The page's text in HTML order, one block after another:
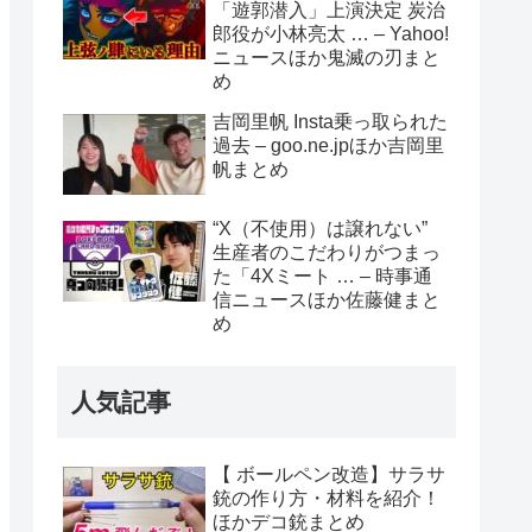
「遊郭潜入」上演決定 炭治
郎役が小林亮太 … – Yahoo!
ニュースほか鬼滅の刃まと
め
吉岡里帆 Insta乗っ取られた
過去 – goo.ne.jpほか吉岡里
帆まとめ
“X（不使用）は譲れない”
生産者のこだわりがつまっ
た「4Xミート … – 時事通
信ニュースほか佐藤健まと
め
人気記事
【 ボールペン改造】サラサ
銃の作り方・材料を紹介！
ほかデコ銃まとめ